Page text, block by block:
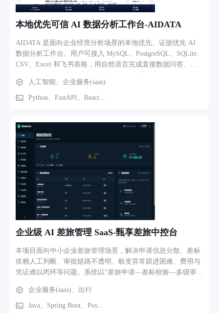
新任务 → 审批人审核 → 通过/驳回 → 结果通知填表人
本地优先可信 AI 数据分析工作台-AIDATA
AIDATA 是面向企业经营分析场景的本地优先、证据优先 AI
数据分析工作台。用户可接入 MySQL、PostgreSQL、SQLite、
CSV、Excel 和飞书表格，用自然语言完成直接数据问答、快
只读 SQL 并在本地执行，随后完成趋势与异常诊断、图表推
荐、证据链绑定、结论与假设分离以及 HTML、PDF、PPTX
盘、业务口径版本管理、敏感字段识别和经营简报送达。核心
业务流程为：接入数据 → 自动画像 → 确认关键业务口径 →
自然语言提问 → 安全查询 → 确定性计算 → 生成图表与证据
→ 质量验证 → 沉淀报告或创建自动关注任务。默认只展示结
果，计算过程、SQL、证据和复核记录可按需展开，兼顾小白
用户的易用性与专业用户的可复查性。
人工智能、企业服务(saas)
Python、FastAPI、React...
企业级 AI 差旅管理 SaaS-甄享差旅中控台
本项目面向中小企业差旅管理场景，解决申请信息分散、差标
依赖人工判断、审批链路不透明、航变异常跟进困难、费用与
凭证难以闭环等问题。系统以“差旅申请—差标校验—多级审批
人、财务和企业管理员共同使用的一体化工作台。 核心功能包
括：通过自然语言多轮对话创建差旅申请，智能体自动提取出
企业服务(saas)、出行
Java、Spring Boot、Pos...